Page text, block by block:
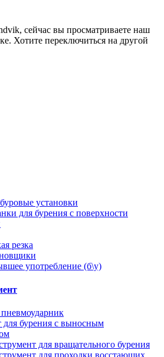
сейчас вы просматриваете наш
Хотите переключиться на другой
установки
для бурения с поверхности
резка
употребление (б\у)
для бурения с выносным
для вращательного бурения
для проходки восстающих